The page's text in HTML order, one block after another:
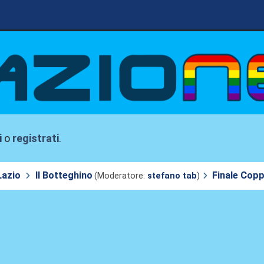
o registrati.
Il Botteghino (Moderatore: stefano tab) Finale